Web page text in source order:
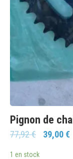
Pignon de
77,92€ 39,00€
1 en stock